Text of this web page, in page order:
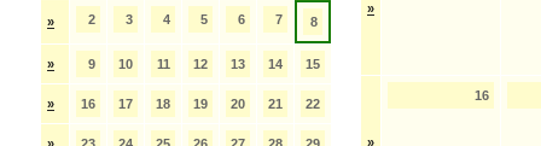
» 2 3 4 5 6 7 8
» 9 10 11 12 13 14 15
» 16 17 18 19 20 21 22
»
»
16